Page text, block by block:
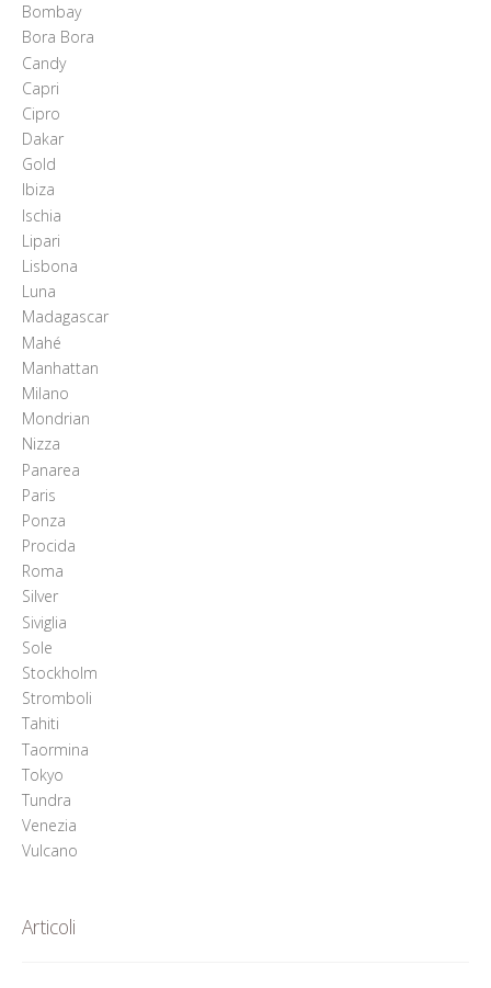
Bombay
Bora Bora
Candy
Capri
Cipro
Dakar
Gold
Ibiza
Ischia
Lipari
Lisbona
Luna
Madagascar
Mahé
Manhattan
Milano
Mondrian
Nizza
Panarea
Paris
Ponza
Procida
Roma
Silver
Siviglia
Sole
Stockholm
Stromboli
Tahiti
Taormina
Tokyo
Tundra
Venezia
Vulcano
Articoli